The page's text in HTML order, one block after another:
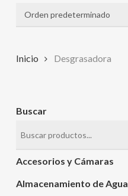
Inicio Desgrasadora
Buscar
Accesorios y Cámaras
Almacenamiento de Agua